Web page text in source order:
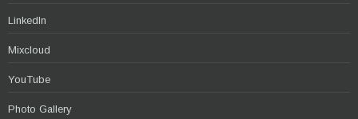
LinkedIn
Mixcloud
YouTube
Photo Gallery